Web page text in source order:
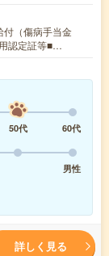
（傷病手当金
認定証等■…
50代
60代
男性
詳しく見る